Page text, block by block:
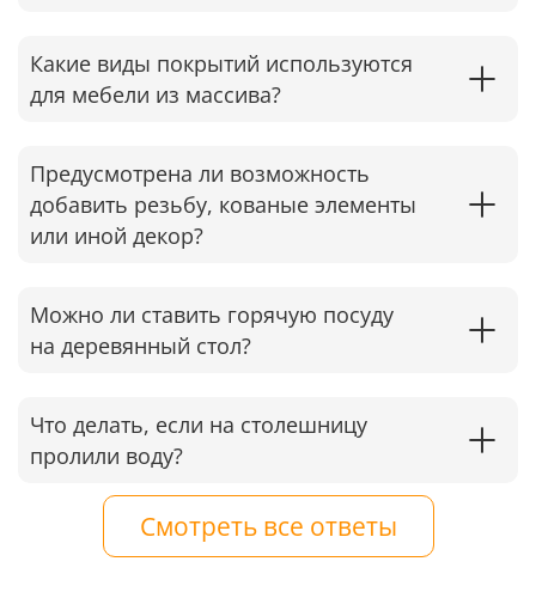
Какие виды покрытий используются
для мебели из массива?
Предусмотрена ли возможность
добавить резьбу, кованые элементы
или иной декор?
Можно ли ставить горячую посуду
на деревянный стол?
Что делать, если на столешницу
пролили воду?
Смотреть все ответы